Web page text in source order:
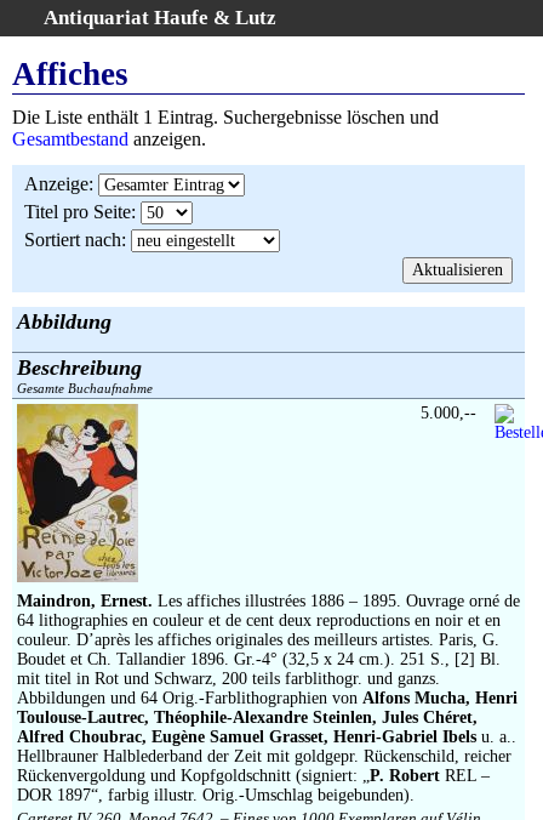
Antiquariat Haufe & Lutz
Home
Gesamtbestand
Kategorien
Schlagwörter
Suchergebnisse
AGB
Widerruf
Über uns
Aktuelle Kataloge
Kontakt
Ankauf
Links
Impressum
Affiches
Die Liste enthält 1 Eintrag. Suchergebnisse löschen und
Gesamtbestand anzeigen.
Anzeige:
Titel pro Seite:
Sortiert nach:
Abbildung
Beschreibung
Gesamte Buchaufnahme
Maindron, Ernest. Les affiches illustrées 1886 – 1895. Ouvrage orné de
64 lithographies en couleur et de cent deux reproductions en noir et en
couleur. D’après les affiches originales des meilleurs artistes. Paris, G.
Boudet et Ch. Tallandier 1896. Gr.-4° (32,5 x 24 cm.). 251 S., [2] Bl.
mit titel in Rot und Schwarz, 200 teils farblithogr. und ganzs.
Abbildungen und 64 Orig.-Farblithographien von Alfons Mucha, Henri
Toulouse-Lautrec, Théophile-Alexandre Steinlen, Jules Chéret,
Alfred Choubrac, Eugène Samuel Grasset, Henri-Gabriel Ibels u. a..
Hellbrauner Halblederband der Zeit mit goldgepr. Rückenschild, reicher
Rückenvergoldung und Kopfgoldschnitt (signiert: „P. Robert REL –
DOR 1897“, farbig illustr. Orig.-Umschlag beigebunden).
5.000,--